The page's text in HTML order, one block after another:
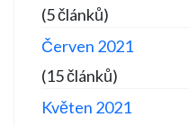
(5 článků)
Červen 2021
(15 článků)
Květen 2021